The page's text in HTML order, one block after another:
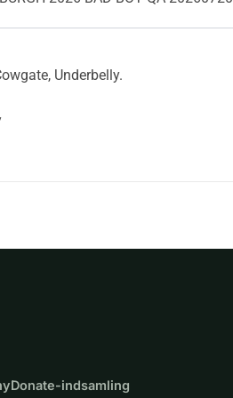
Underbelly.
indsamling